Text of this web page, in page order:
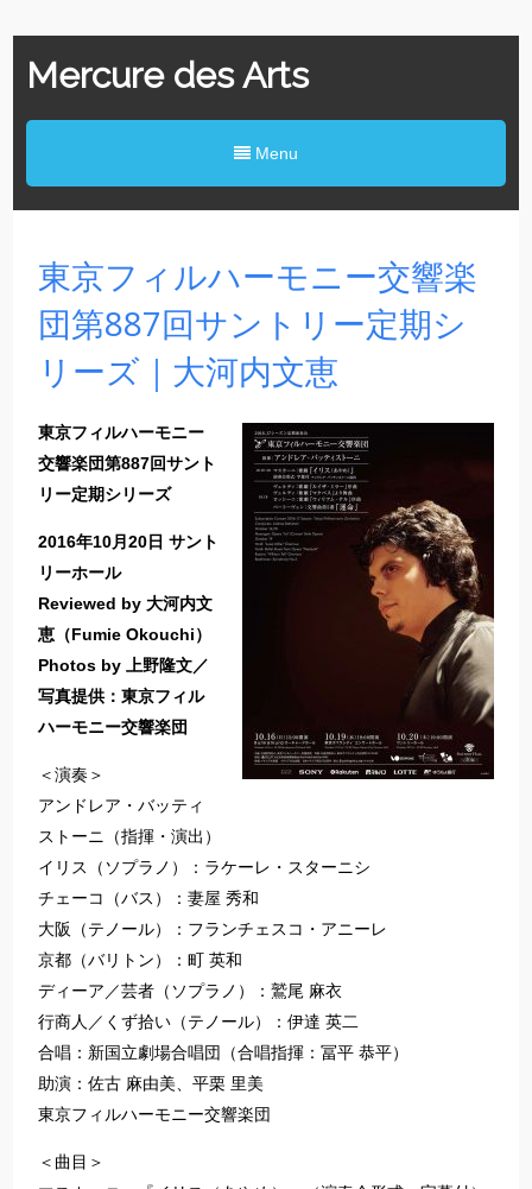
Mercure des Arts
Menu
東京フィルハーモニー交響楽
団第887回サントリー定期シ
リーズ｜大河内文恵
東京フィルハーモニー
交響楽団第887回サント
リー定期シリーズ
2016年10月 20日 サント
リーホール
Reviewed by 大河内文
恵（Fumie Okouchi）
Photos by 上野隆文／
写真提供：東京フィル
ハーモニー交響楽団
＜演奏＞
アンドレア・バッティ
ストーニ（指揮・演出）
イリス（ソプラノ）：ラケーレ・スターニシ
チェーコ（バス）：妻屋 秀和
大阪（テノール）：フランチェスコ・アニーレ
京都（バリトン）：町 英和
ディーア／芸者（ソプラノ）：鷲尾 麻衣
行商人／くず拾い（テノール）：伊達 英二
合唱：新国立劇場合唱団（合唱指揮：冨平 恭平）
助演：佐古 麻由美、平栗 里美
東京フィルハーモニー交響楽団
＜曲目＞